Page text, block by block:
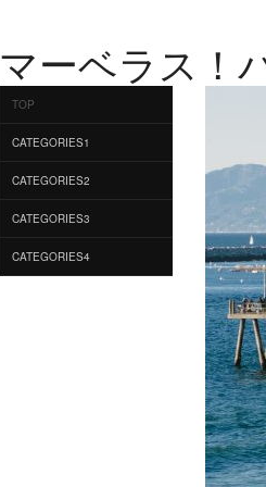
マーベラス！
TOP
CATEGORIES1
CATEGORIES2
CATEGORIES3
CATEGORIES4